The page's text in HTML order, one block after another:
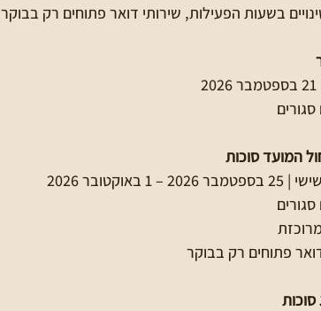
בשעות הפעילות, שירותי דואר פתוחים רק בבוקר
המועד סוכות
1 באוקטובר 2026
פתוחים רק בבוקר